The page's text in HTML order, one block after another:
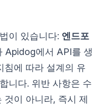
이 있습니다: 엔드포
Apidog에서 API를 생
침에 따라 설계의 유
니다. 위반 사항은 수
것이 아니라, 즉시 제